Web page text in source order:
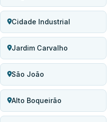
Cidade Industrial
Jardim Carvalho
São João
Alto Boqueirão